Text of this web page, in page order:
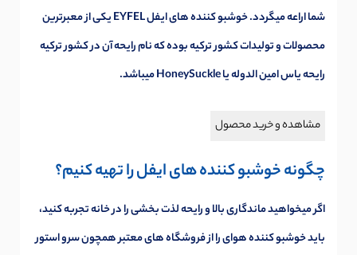
شما اراعه میگردد. خوشبو کننده های ایفل EYFEL یکی از معبرترین
محصولات و تولیدات کشور ترکیه بوده که نام رایحه آن در کشور ترکیه
رایحه یاس امین الدوله یا HoneySuckle میباشد.
مشاهده و خرید محصول
چگونه خوشبو کننده های ایفل را تهیه کنیم؟
اگر میخواهید ماندگاری بالا و رایحه لذت بخشی را در خانه تجربه کنید،
باید خوشبو کننده هوای را از فروشگاه های معتبر همچون سرو استور